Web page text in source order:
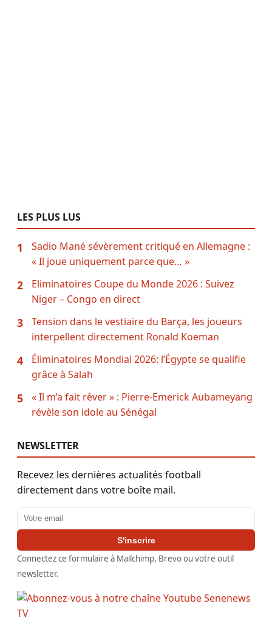
LES PLUS LUS
1
Sadio Mané sévèrement critiqué en Allemagne :
« Il joue uniquement parce que… »
2
Eliminatoires Coupe du Monde 2026 : Suivez
Niger – Congo en direct
3
Tension dans le vestiaire du Barça, les joueurs
interpellent directement Ronald Koeman
4
Éliminatoires Mondial 2026: l’Égypte se qualifie
grâce à Salah
5
« Il m’a fait rêver » : Pierre-Emerick Aubameyang
révèle son idole au Sénégal
NEWSLETTER
Recevez les dernières actualités football
directement dans votre boîte mail.
Adresse email
S'inscrire
Connectez ce formulaire à Mailchimp, Brevo ou votre outil
newsletter.